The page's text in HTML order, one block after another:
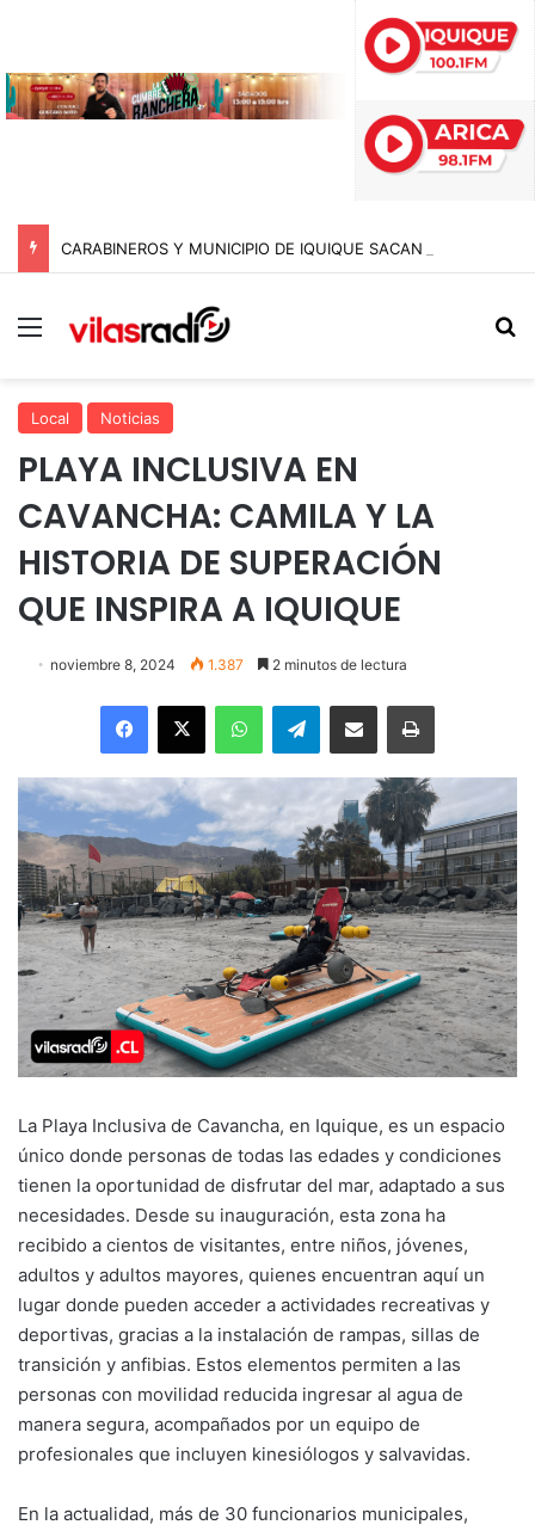
Menú
Local Noticias
PLAYA INCLUSIVA EN
CAVANCHA: CAMILA Y LA
HISTORIA DE SUPERACIÓN
QUE INSPIRA A IQUIQUE
noviembre 8, 2024 1.387 2 minutos de lectura
Facebook
X WhatsAppTelegramEnviar vía email Imprimir
La Playa Inclusiva de Cavancha, en Iquique, es un espacio
único donde personas de todas las edades y condiciones
tienen la oportunidad de disfrutar del mar, adaptado a sus
necesidades. Desde su inauguración, esta zona ha
recibido a cientos de visitantes, entre niños, jóvenes,
adultos y adultos mayores, quienes encuentran aquí un
lugar donde pueden acceder a actividades recreativas y
deportivas, gracias a la instalación de rampas, sillas de
transición y anfibias. Estos elementos permiten a las
personas con movilidad reducida ingresar al agua de
manera segura, acompañados por un equipo de
profesionales que incluyen kinesiólogos y salvavidas.
En la actualidad, más de 30 funcionarios municipales,